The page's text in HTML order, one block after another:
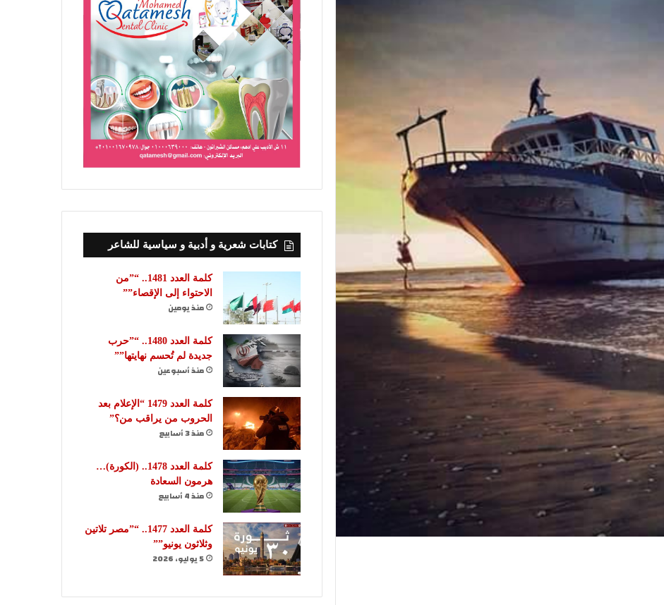
كتابات شعرية و أدبية و سياسية للشاعر
كلمة العدد 1481.. “”من
الاحتواء إلى الإقصاء””
منذ يومين
كلمة العدد 1480.. “”حرب
جديدة لم تُحسم نهايتها””
منذ أسبوعين
كلمة العدد 1479 “الإعلام بعد
الحروب من يراقب من؟”
منذ 3 أسابيع
كلمة العدد 1478.. (الكورة)…
هرمون السعادة
منذ 4 أسابيع
كلمة العدد 1477.. “”مصر تلاتين
وثلاثون يونيو””
5 يوليو، 2026